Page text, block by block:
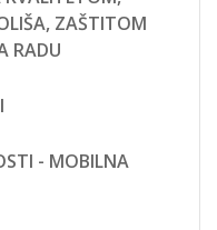
ZAŠTITOM
RADU
- MOBILNA